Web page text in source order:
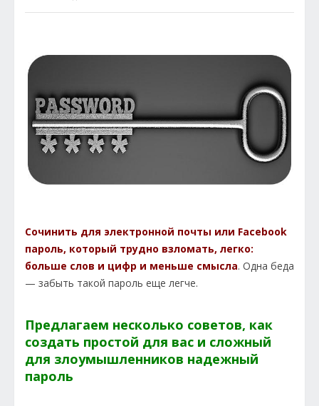
Сочинить для электронной почты или Facebook
пароль, который трудно взломать, легко:
больше слов и цифр и меньше смысла. Одна беда
— забыть такой пароль еще легче.
Предлагаем несколько советов, как
создать простой для вас и сложный
для злоумышленников надежный
пароль